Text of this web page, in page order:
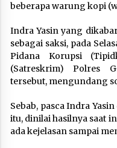
beberapa warung kopi
Indra Yasin yang
sebagai saksi, pada
Pidana Korupsi
(Satreskrim) Polres
tersebut, mengundang
Sebab, pasca Indra
itu, dinilai hasilnya saat
ada kejelasan sampai